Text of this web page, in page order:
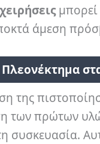
μπορεί
άμεση
Πλεονέκτημα
της
των πρώτων
συσκευασία.